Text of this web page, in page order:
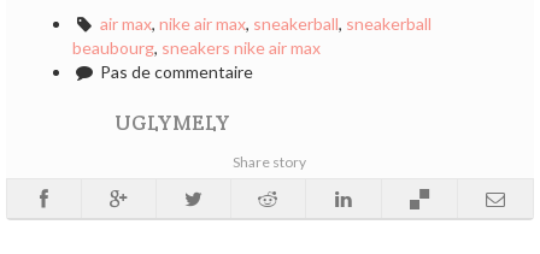
air max, nike air max, sneakerball, sneakerball
beaubourg, sneakers nike air max
Pas de commentaire
UGLYMELY
Share story